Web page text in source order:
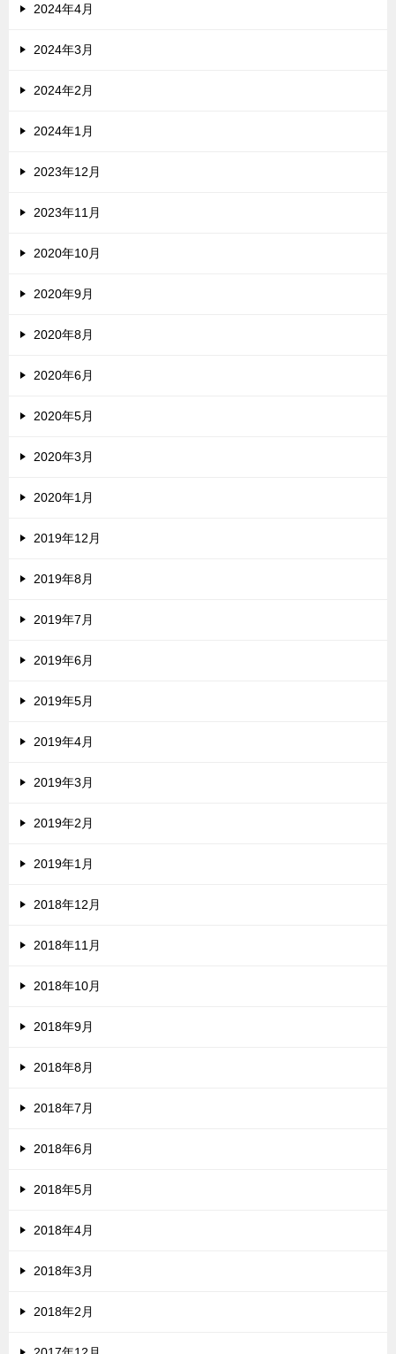
2024年4月
2024年3月
2024年2月
2024年1月
2023年12月
2023年11月
2020年10月
2020年9月
2020年8月
2020年6月
2020年5月
2020年3月
2020年1月
2019年12月
2019年8月
2019年7月
2019年6月
2019年5月
2019年4月
2019年3月
2019年2月
2019年1月
2018年12月
2018年11月
2018年10月
2018年9月
2018年8月
2018年7月
2018年6月
2018年5月
2018年4月
2018年3月
2018年2月